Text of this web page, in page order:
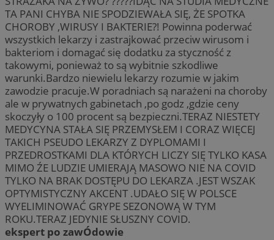
TA PANI CHYBA NIE SPODZIEWAŁA SIĘ, ŻE SPOTKA
CHOROBY ,WIRUSY I BAKTERIE?! Powinna poderwać
wszystkich lekarzy i zastrajkować przeciw wirusom i
bakteriom i domagać się dodatku za styczność z
takowymi, ponieważ to są wybitnie szkodliwe
warunki.Bardzo niewielu lekarzy rozumie w jakim
zawodzie pracuje.W poradniach są narażeni na choroby
ale w prywatnych gabinetach ,po godz ,gdzie ceny
skoczyły o 100 procent są bezpieczni.TERAZ NIESTETY
MEDYCYNA STAŁA SIĘ PRZEMYSŁEM I CORAZ WIĘCEJ
TAKICH PSEUDO LEKARZY Z DYPLOMAMI I
PRZEDROSTKAMI DLA KTÓRYCH LICZY SIĘ TYLKO KASA
MIMO ŹE LUDZIE UMIERAJĄ MASOWO NIE NA COVID
TYLKO NA BRAK DOSTĘPU DO LEKARZA .JEST WSZAK
OPTYMISTYCZNY AKCENT .UDAŁO SIĘ W POLSCE
WYELIMINOWAĆ GRYPE SEZONOWĄ W TYM
ROKU.TERAZ JEDYNIE SŁUSZNY COVID.
ekspert po zawÓdowie